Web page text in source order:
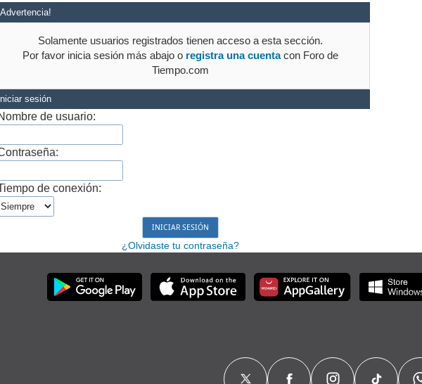
Solamente usuarios registrados tienen acceso a esta sección.
Por favor inicia sesión más abajo o registra una cuentacon Foro de
Tiempo.com
Iniciar sesión
de usuario:
de conexión:
¿Olvidaste tu contraseña?